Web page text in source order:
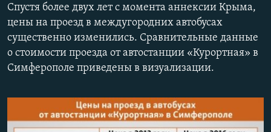
СОВЕТЫ ПРАВОЗАЩИТНИКОВ
ПРОПАВШИЕ БЕЗ ВЕСТИ
ПОБЕДИТЕЛЕЙ НЕ СУДЯТ?
УКРАИНСКАЯ ПРОБЛЕМА КРЫМА
Українською
Qırımtatar
ПРИСОЕДИНЯЙТЕСЬ!
Спустя более двух лет с момента аннексии Крыма,
цены на проезд в междугородних автобусах
существенно изменились. Сравнительные данные
о стоимости проезда от автостанции «Курортная» в
Симферополе приведены в визуализации.